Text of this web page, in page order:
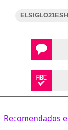
Recomendados